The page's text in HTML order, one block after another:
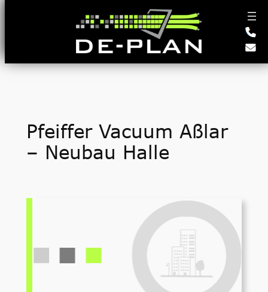
Pfeiffer Vacuum Aßlar
– Neubau Halle